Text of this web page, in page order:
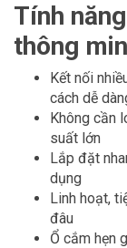
Tính
thông
Kết nối
cách dễ
Không cần
suất lớn
Lắp đặt
dụng
Linh hoạt,
đâu
Ổ cắm hẹn